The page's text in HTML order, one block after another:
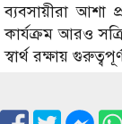
ব্যবসায়ীরা আশা
কার্যক্রম আরও
স্বার্থ রক্ষায়